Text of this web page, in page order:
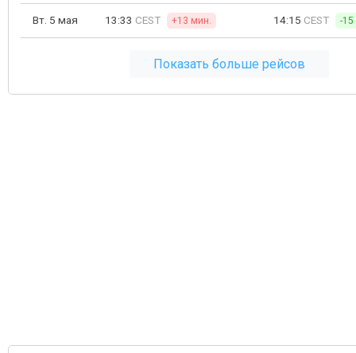
Вт. 5 мая 13:33 CEST +13 мин. 14:15 CEST -
Показать больше рейсов